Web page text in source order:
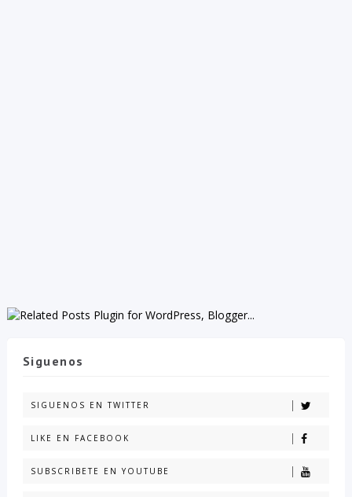
Siguenos
SIGUENOS EN TWITTER
LIKE EN FACEBOOK
SUBSCRIBETE EN YOUTUBE